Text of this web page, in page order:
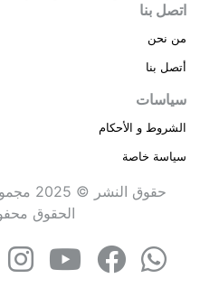
اتصل بنا
من نحن
أتصل بنا
سياسات
الشروط و الأحكام
سياسة خاصة
حقوق
الحقوق